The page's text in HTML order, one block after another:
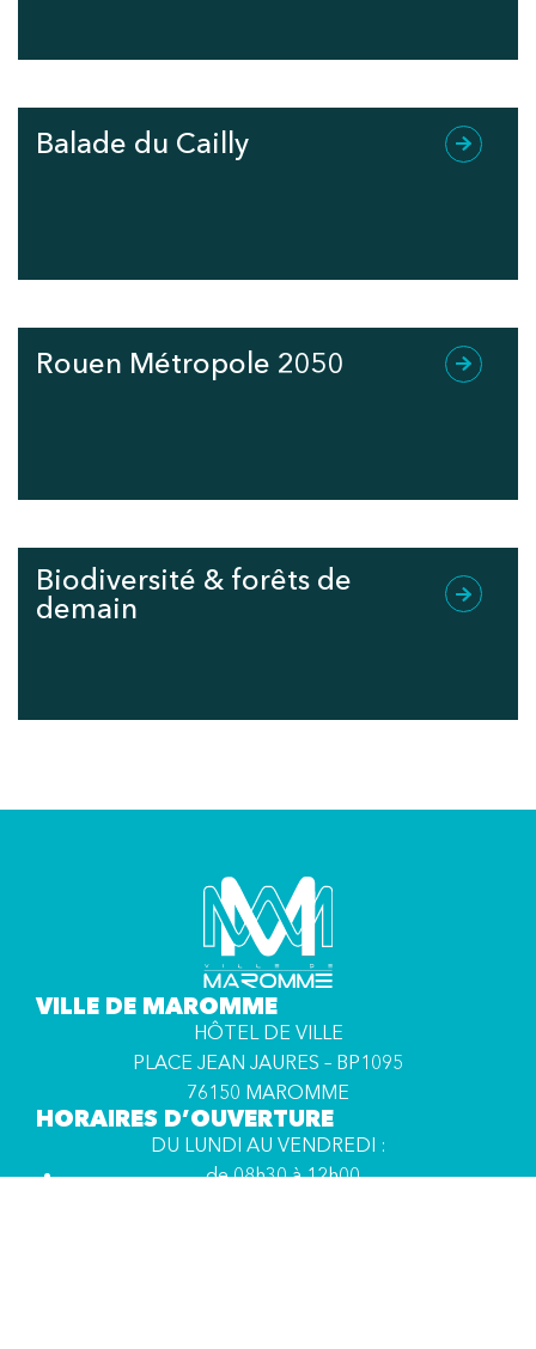
Balade du Cailly
Rouen Métropole 2050
Biodiversité & forêts de
demain
VILLE DE MAROMME
HÔTEL DE VILLE
PLACE JEAN JAURES – BP1095
76150 MAROMME
HORAIRES D’OUVERTURE
DU LUNDI AU VENDREDI :
de 08h30 à 12h00